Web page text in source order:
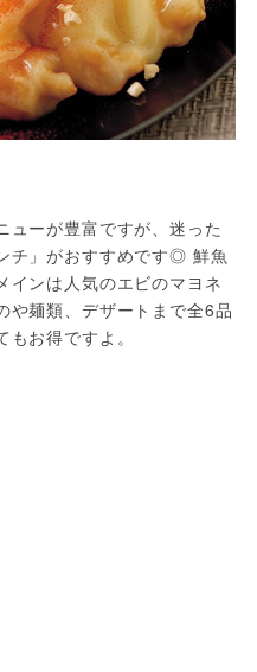
ューが豊富ですが、迷った
チ」がおすすめです◎ 鮮魚
インは人気のエビのマヨネ
や麺類、デザートまで全6品
お得ですよ。